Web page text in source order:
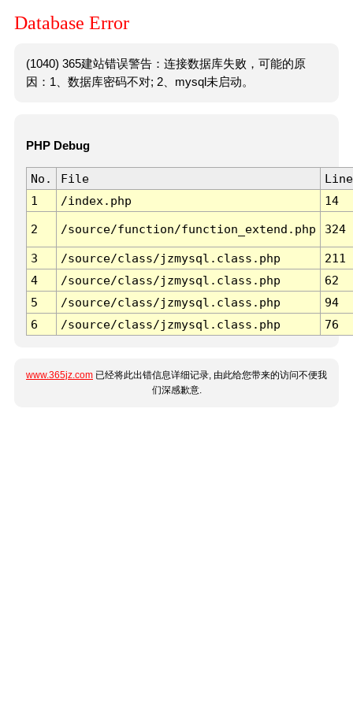
Database Error
(1040) 365建站错误警告：连接数据库失败，可能的原
因：1、数据库密码不对; 2、mysql未启动。
PHP Debug
No. File
Line
1
/index.php 14
2 /source/function/function_extend.php 324
3 /source/class/jzmysql.class.php
211
4
/source/class/jzmysql.class.php
62
5
/source/class/jzmysql.class.php
94
6
/source/class/jzmysql.class.php 76
www.365jz.com 已经将此出错信息详细记录, 由此给您带来的访问不便我
们深感歉意.